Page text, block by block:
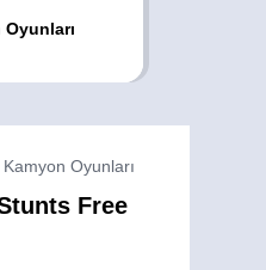
Oyunları
Free